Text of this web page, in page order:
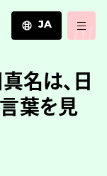
JA
EN
ZH
名は、日
葉を見